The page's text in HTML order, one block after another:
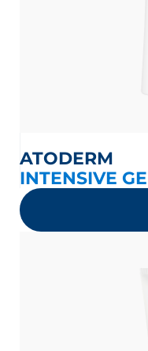
ATODERM
INTENSIVE